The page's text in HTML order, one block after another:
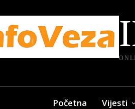
Početna Vijesti